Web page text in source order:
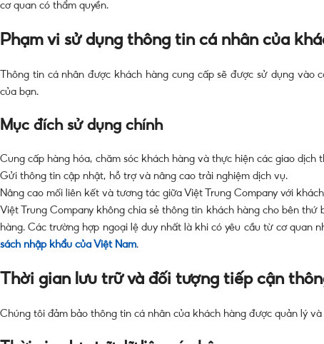
cơ quan có thẩm quyền.
Phạm vi sử dụng thông tin cá nhân của
Thông tin cá nhân được khách hàng cung cấp sẽ được sử dụng
của bạn.
Mục đích sử dụng chính
Cung cấp hàng hóa, chăm sóc khách hàng và thực hiện các giao dịch
Gửi thông tin cập nhật, hỗ trợ và nâng cao trải nghiệm dịch vụ.
Nâng cao mối liên kết và tương tác giữa Việt Trung Company với khách
Việt Trung Company không chia sẻ thông tin khách hàng cho bên
hàng. Các trường hợp ngoại lệ duy nhất là khi có yêu cầu từ cơ quan
sách nhập khẩu của Việt Nam.
Thời gian lưu trữ và đối tượng tiếp cận
Chúng tôi đảm bảo thông tin cá nhân của khách hàng được quản lý